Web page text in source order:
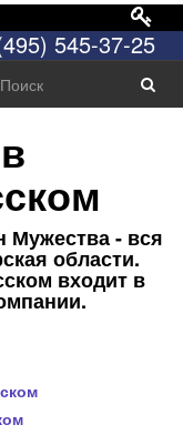
545-37-25
Мужества - вся
области.
входит в